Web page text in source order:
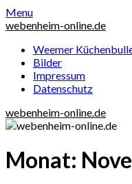
Skip
to
Menu
webenheim-online.de
Weemer
Bilder
Impressum
Datenschutz
webenheim-online.de
Monat: